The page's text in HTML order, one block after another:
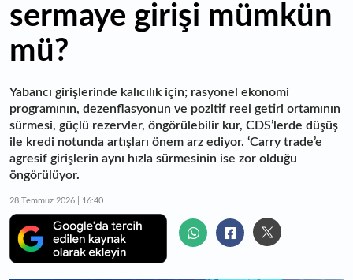
sermaye girişi mümkün
mü?
Yabancı girişlerinde kalıcılık için; rasyonel ekonomi
programının, dezenflasyonun ve pozitif reel getiri ortamının
sürmesi, güçlü rezervler, öngörülebilir kur, CDS’lerde düşüş
ile kredi notunda artışları önem arz ediyor. ‘Carry trade’e
agresif girişlerin aynı hızla sürmesinin ise zor olduğu
öngörülüyor.
28 Temmuz 2026 | 16:40